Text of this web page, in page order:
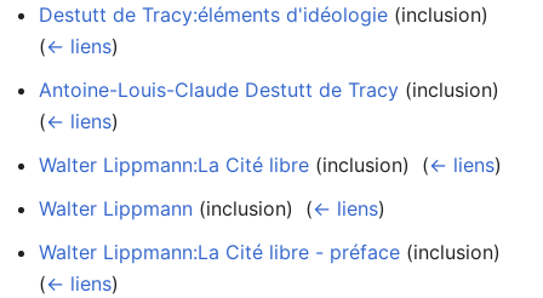
Destutt de Tracy:éléments d'idéologie (inclusion) ‎
(← liens)
Antoine-Louis-Claude Destutt de Tracy (inclusion) ‎
(← liens)
Walter Lippmann:La Cité libre (inclusion) ‎ (← liens)
Walter Lippmann (inclusion) ‎ (← liens)
Walter Lippmann:La Cité libre - préface (inclusion) ‎
(← liens)